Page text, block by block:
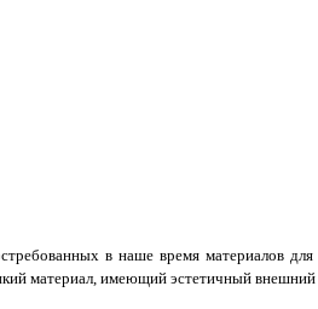
в наше время материалов
материал, имеющий эстетичный